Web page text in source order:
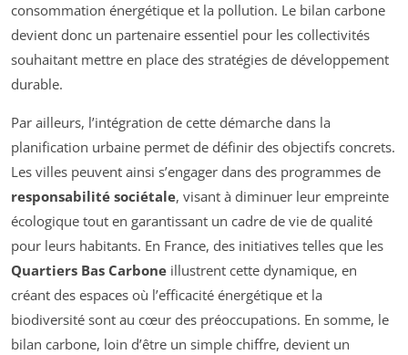
consommation énergétique et la pollution. Le bilan carbone
devient donc un partenaire essentiel pour les collectivités
souhaitant mettre en place des stratégies de développement
durable.
Par ailleurs, l’intégration de cette démarche dans la
planification urbaine permet de définir des objectifs concrets.
Les villes peuvent ainsi s’engager dans des programmes de
responsabilité sociétale, visant à diminuer leur empreinte
écologique tout en garantissant un cadre de vie de qualité
pour leurs habitants. En France, des initiatives telles que les
Quartiers Bas Carbone illustrent cette dynamique, en
créant des espaces où l’efficacité énergétique et la
biodiversité sont au cœur des préoccupations. En somme, le
bilan carbone, loin d’être un simple chiffre, devient un